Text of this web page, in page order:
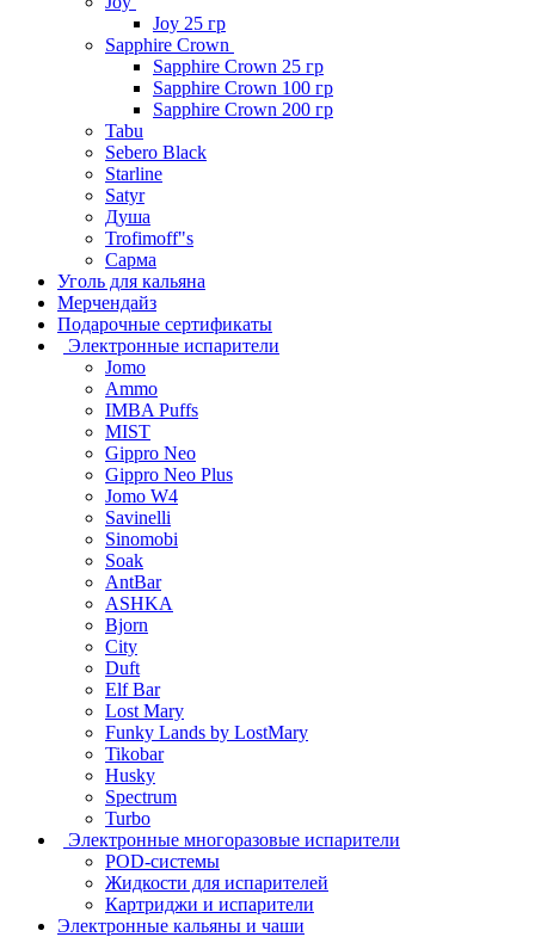
Joy 25 гр
Sapphire Crown
Sapphire Crown 25 гр
Sapphire Crown 100 гр
Sapphire Crown 200 гр
Tabu
Sebero Black
Starline
Satyr
Душа
Trofimoff"s
Сарма
Уголь для кальяна
Мерчендайз
Подарочные сертификаты
Электронные испарители
Jomo
Ammo
IMBA Puffs
MIST
Gippro Neo
Gippro Neo Plus
Jomo W4
Savinelli
Sinomobi
Soak
AntBar
ASHKA
Bjorn
City
Duft
Elf Bar
Lost Mary
Funky Lands by LostMary
Tikobar
Husky
Spectrum
Turbo
Электронные многоразовые испарители
POD-системы
Жидкости для испарителей
Картриджи и испарители
Электронные кальяны и чаши